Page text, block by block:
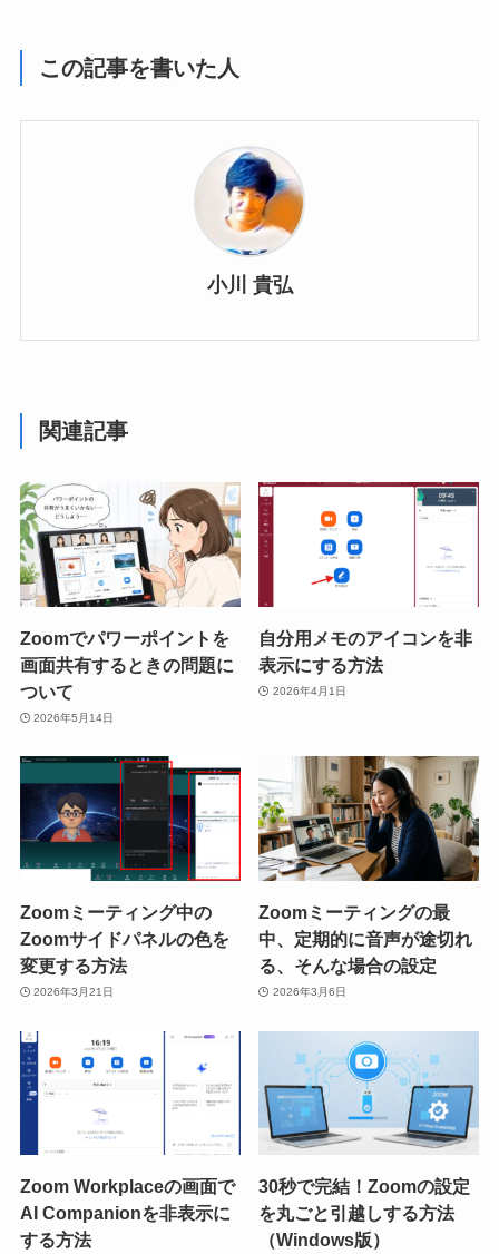
この記事を書いた人
小川 貴弘
関連記事
Zoomでパワーポイントを
画面共有するときの問題に
ついて
2026年5月14日
自分用メモのアイコンを非
表示にする方法
2026年4月1日
Zoomミーティング中の
Zoomサイドパネルの色を
変更する方法
2026年3月21日
Zoomミーティングの最
中、定期的に音声が途切れ
る、そんな場合の設定
2026年3月6日
Zoom Workplaceの画面で
AI Companionを非表示に
する方法
30秒で完結！Zoomの設定
を丸ごと引越しする方法
（Windows版）